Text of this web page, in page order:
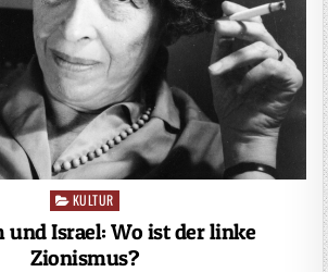
Posted
in
KULTUR
und Israel: Wo ist der linke
Zionismus?